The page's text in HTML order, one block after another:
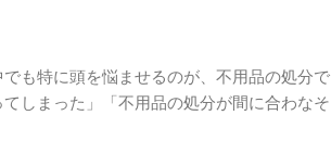
も特に頭を悩ませるのが、不用品の処分で
しまった」「不用品の処分が間に合わなそ